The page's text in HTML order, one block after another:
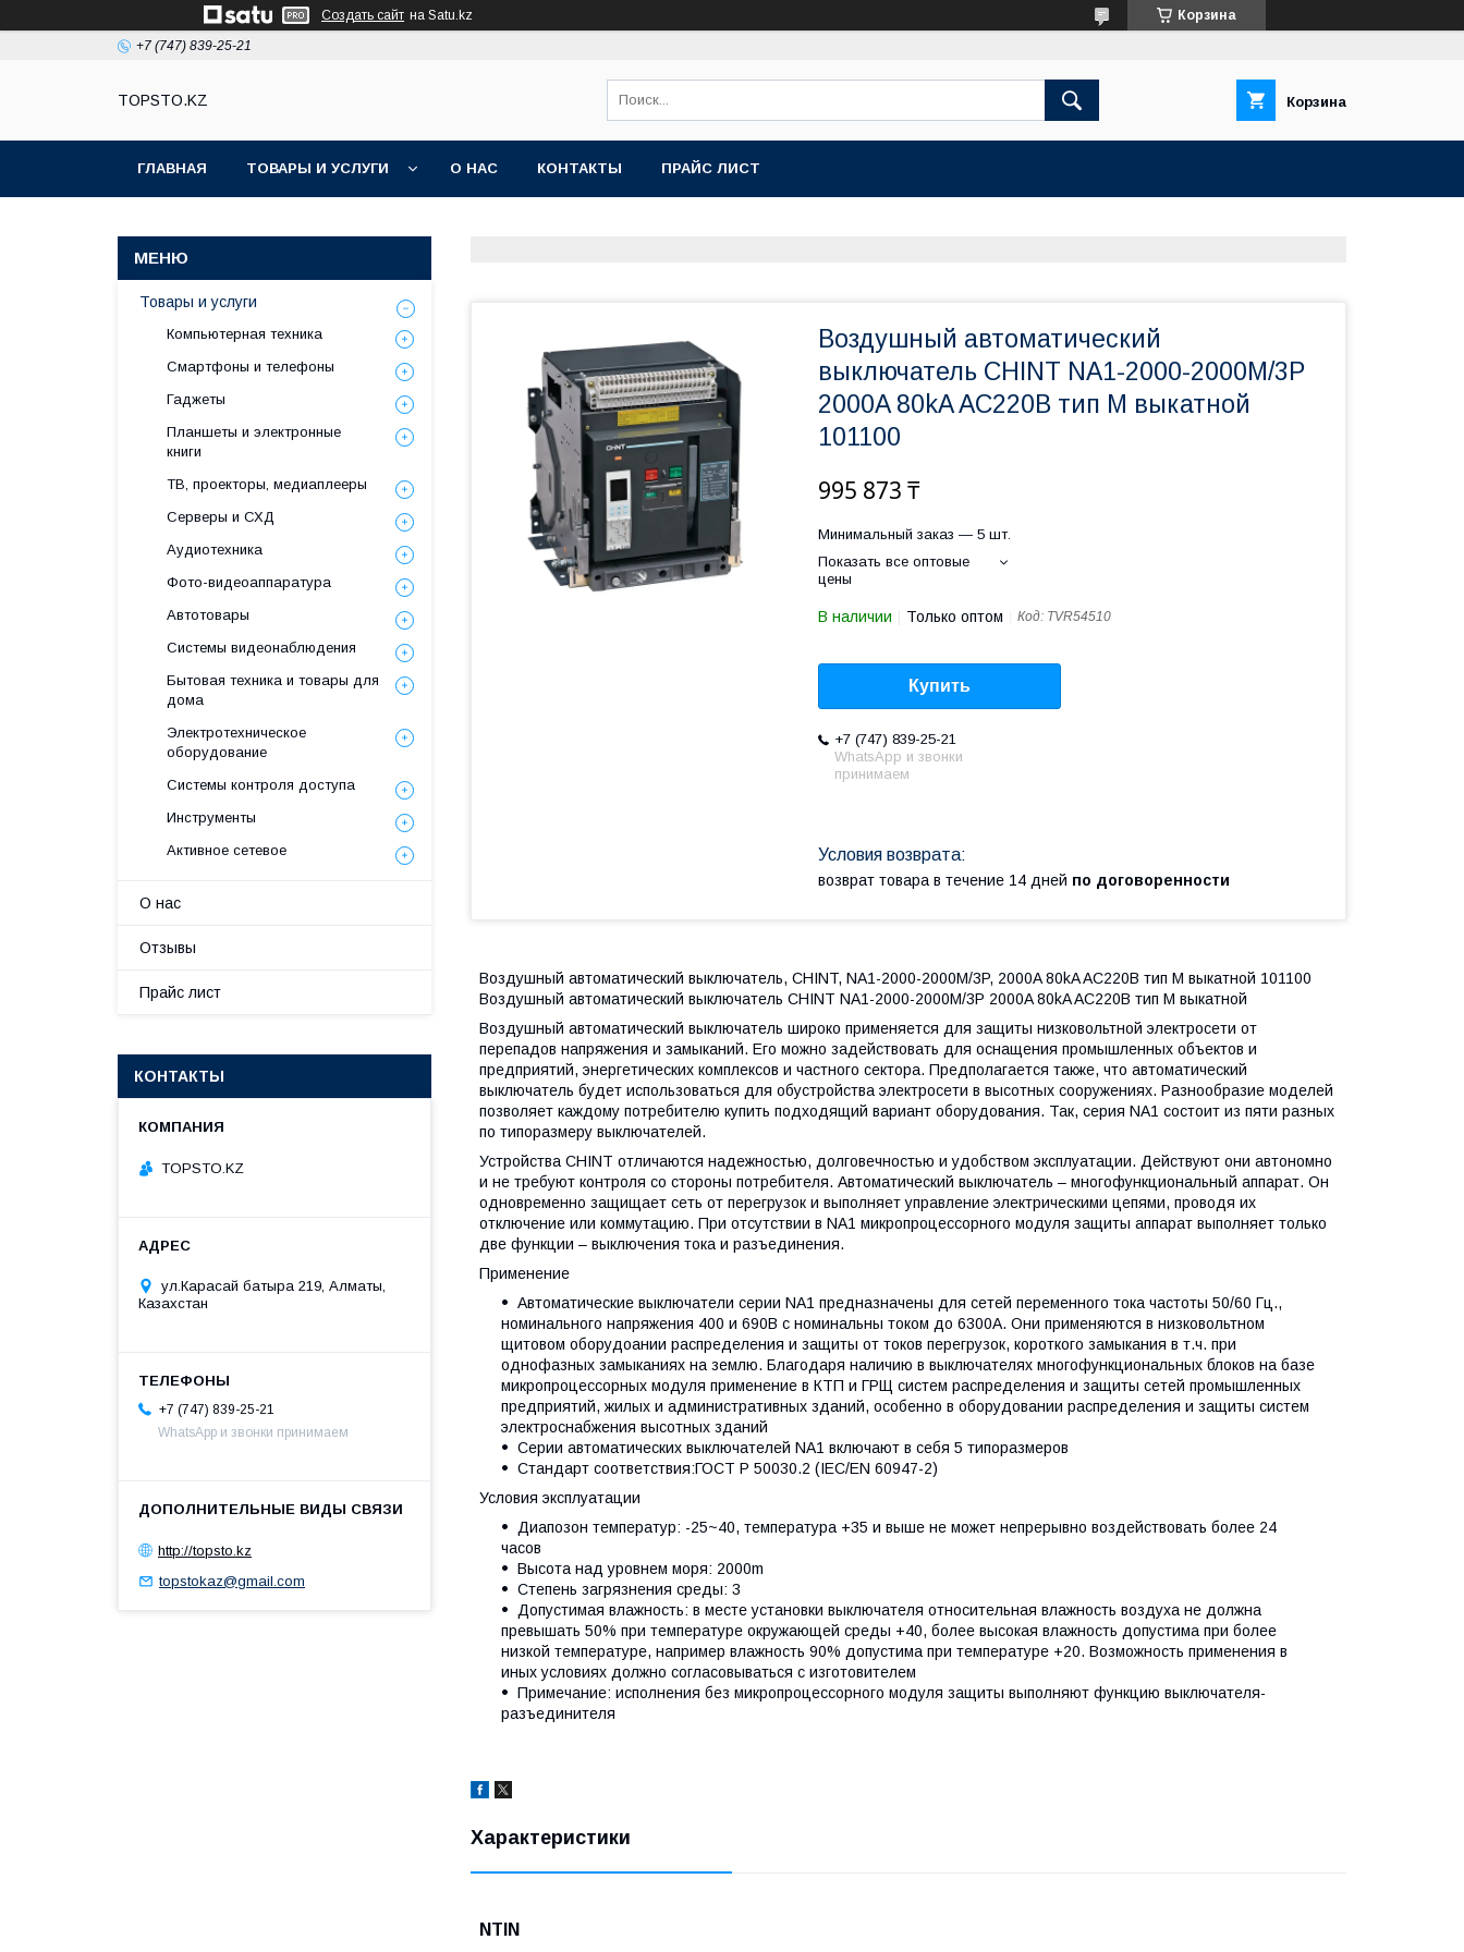
Создать сайт на Satu.kz Корзина
+7 (747) 839-25-21
TOPSTO.KZ Корзина
ГЛАВНАЯ ТОВАРЫ И УСЛУГИ О НАС КОНТАКТЫ ПРАЙС ЛИСТ
Воздушный автоматический
выключатель CHINT NA1-2000-2000M/3P
2000A 80kA AC220B тип М выкатной
101100
995 873 ₸
Минимальный заказ — 5 шт.
Показать все оптовые
цены
В наличии Только оптом Код: TVR54510
Купить
+7 (747) 839-25-21
WhatsApp и звонки
принимаем
возврат товара в течение 14 дней по договоренности
Воздушный автоматический выключатель, CHINT, NA1-2000-2000M/3P, 2000A 80kA AC220B тип М выкатной 101100
Воздушный автоматический выключатель CHINT NA1-2000-2000M/3P 2000A 80kA AC220B тип М выкатной
Воздушный автоматический выключатель широко применяется для защиты низковольтной электросети от
перепадов напряжения и замыканий. Его можно задействовать для оснащения промышленных объектов и
предприятий, энергетических комплексов и частного сектора. Предполагается также, что автоматический
выключатель будет использоваться для обустройства электросети в высотных сооружениях. Разнообразие моделей
позволяет каждому потребителю купить подходящий вариант оборудования. Так, серия NA1 состоит из пяти разных
по типоразмеру выключателей.
Устройства CHINT отличаются надежностью, долговечностью и удобством эксплуатации. Действуют они автономно
и не требуют контроля со стороны потребителя. Автоматический выключатель – многофункциональный аппарат. Он
одновременно защищает сеть от перегрузок и выполняет управление электрическими цепями, проводя их
отключение или коммутацию. При отсутствии в NA1 микропроцессорного модуля защиты аппарат выполняет только
две функции – выключения тока и разъединения.
Применение
Автоматические выключатели серии NA1 предназначены для сетей переменного тока частоты 50/60 Гц.,
номинального напряжения 400 и 690В с номинальны током до 6300А. Они применяются в низковольтном
щитовом оборудоании распределения и защиты от токов перегрузок, короткого замыкания в т.ч. при
однофазных замыканиях на землю. Благодаря наличию в выключателях многофункциональных блоков на базе
микропроцессорных модуля применение в КТП и ГРЩ систем распределения и защиты сетей промышленных
предприятий, жилых и административных зданий, особенно в оборудовании распределения и защиты систем
электроснабжения высотных зданий
Серии автоматических выключателей NA1 включают в себя 5 типоразмеров
Cтандарт соответствия:ГОСТ Р 50030.2 (IEC/EN 60947-2)
Условия эксплуатации
Диапозон температур: -25~40, температура +35 и выше не может непрерывно воздействовать более 24
часов
Высота над уровнем моря: 2000m
Степень загрязнения среды: 3
Допустимая влажность: в месте установки выключателя относительная влажность воздуха не должна
превышать 50% при температуре окружающей среды +40, более высокая влажность допустима при более
низкой температуре, например влажность 90% допустима при температуре +20. Возможность применения в
иных условиях должно согласовываться с изготовителем
Примечание: исполнения без микропроцессорного модуля защиты выполняют функцию выключателя-
разъединителя
Характеристики
NTIN
Товары и услуги
Компьютерная техника
Смартфоны и телефоны
Гаджеты
Планшеты и электронные
книги
ТВ, проекторы, медиаплееры
Серверы и СХД
Аудиотехника
Фото-видеоаппаратура
Автотовары
Системы видеонаблюдения
Бытовая техника и товары для
дома
Электротехническое
оборудование
Системы контроля доступа
Инструменты
Активное сетевое
О нас
Отзывы
Прайс лист
КОНТАКТЫ
TOPSTO.KZ
ул.Карасай батыра 219, Алматы,
Казахстан
+7 (747) 839-25-21
WhatsApp и звонки принимаем
http://topsto.kz
topstokaz@gmail.com